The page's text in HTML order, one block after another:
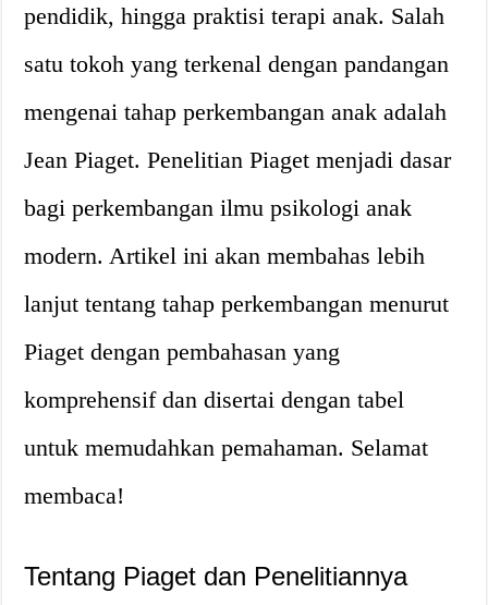
pendidik, hingga praktisi terapi anak. Salah
satu tokoh yang terkenal dengan pandangan
mengenai tahap perkembangan anak adalah
Jean Piaget. Penelitian Piaget menjadi dasar
bagi perkembangan ilmu psikologi anak
modern. Artikel ini akan membahas lebih
lanjut tentang tahap perkembangan menurut
Piaget dengan pembahasan yang
komprehensif dan disertai dengan tabel
untuk memudahkan pemahaman. Selamat
membaca!
Tentang Piaget dan Penelitiannya